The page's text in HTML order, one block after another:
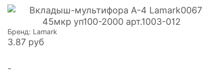
Бренд: Lamark
3.87 руб